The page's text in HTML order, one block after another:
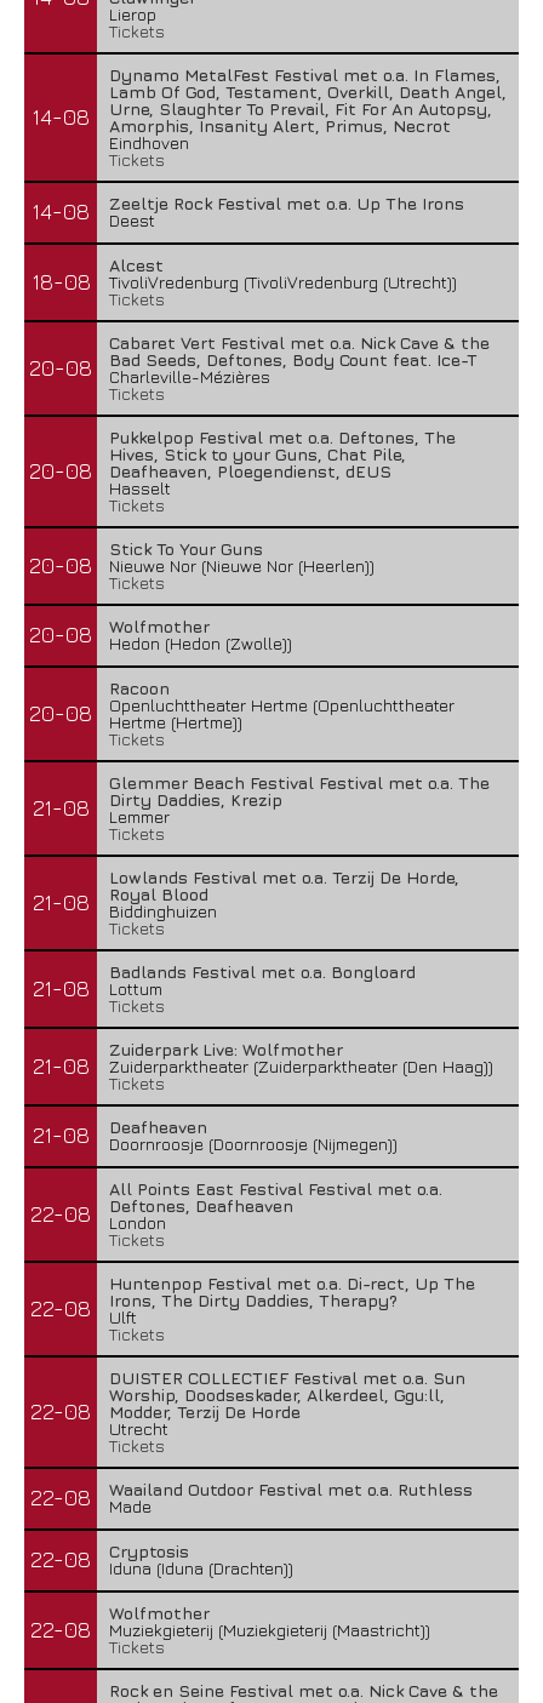
Lierop
Tickets
14-08
Dynamo MetalFest Festival met o.a. In Flames,
Lamb Of God, Testament, Overkill, Death Angel,
Urne, Slaughter To Prevail, Fit For An Autopsy,
Amorphis, Insanity Alert, Primus, Necrot
Eindhoven
Tickets
14-08
Zeeltje Rock Festival met o.a. Up The Irons
Deest
18-08
Alcest
TivoliVredenburg (TivoliVredenburg (Utrecht))
Tickets
20-08
Cabaret Vert Festival met o.a. Nick Cave & the
Bad Seeds, Deftones, Body Count feat. Ice-T
Charleville-Mézières
Tickets
20-08
Pukkelpop Festival met o.a. Deftones, The
Hives, Stick to your Guns, Chat Pile,
Deafheaven, Ploegendienst, dEUS
Hasselt
Tickets
20-08
Stick To Your Guns
Nieuwe Nor (Nieuwe Nor (Heerlen))
Tickets
20-08
Wolfmother
Hedon (Hedon (Zwolle))
20-08
Racoon
Openluchttheater Hertme (Openluchttheater
Hertme (Hertme))
Tickets
21-08
Glemmer Beach Festival Festival met o.a. The
Dirty Daddies, Krezip
Lemmer
Tickets
21-08
Lowlands Festival met o.a. Terzij De Horde,
Royal Blood
Biddinghuizen
Tickets
21-08
Badlands Festival met o.a. Bongloard
Lottum
Tickets
21-08
Zuiderpark Live: Wolfmother
Zuiderparktheater (Zuiderparktheater (Den Haag))
Tickets
21-08
Deafheaven
Doornroosje (Doornroosje (Nijmegen))
22-08
All Points East Festival Festival met o.a.
Deftones, Deafheaven
London
Tickets
22-08
Huntenpop Festival met o.a. Di-rect, Up The
Irons, The Dirty Daddies, Therapy?
Ulft
Tickets
22-08
DUISTER COLLECTIEF Festival met o.a. Sun
Worship, Doodseskader, Alkerdeel, Ggu:ll,
Modder, Terzij De Horde
Utrecht
Tickets
22-08
Waailand Outdoor Festival met o.a. Ruthless
Made
22-08
Cryptosis
Iduna (Iduna (Drachten))
22-08
Wolfmother
Muziekgieterij (Muziekgieterij (Maastricht))
Tickets
Rock en Seine Festival met o.a. Nick Cave & the